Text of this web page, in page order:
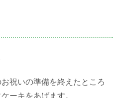
祝いの準備を終えたところ
ーキをあげます。